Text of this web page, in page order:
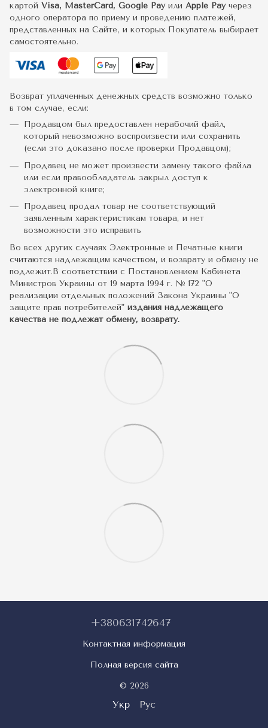
картой Visa, MasterCard, Google Pay или Apple Payчерез
одного оператора по приему и проведению платежей,
представленных на Сайте, и которых Покупатель выбирает
самостоятельно.
Возврат уплаченных денежных средств возможно только
в том случае, если:
Продавцом был предоставлен нерабочий файл,
который невозможно воспроизвести или сохранить
(если это доказано после проверки Продавцом);
Продавец не может произвести замену такого файла
или если правообладатель закрыл доступ к
электронной книге;
Продавец продал товар не соответствующий
заявленным характеристикам товара, и нет
возможности это исправить
Во всех других случаях Электронные и Печатные книги
считаются надлежащим качеством, и возврату и обмену не
подлежит.В соответствии с Постановлением Кабинета
Министров Украины от 19 марта 1994 г. № 172 "О
реализации отдельных положений Закона Украины "О
защите прав потребителей" издания надлежащего
качества не подлежат обмену, возврату.
+380631742647
Контактная информация
Полная версия сайта
© 2026
Укр Рус